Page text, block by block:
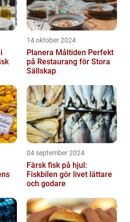
14 oktober 2024
Planera Måltiden Perfekt
på Restaurang för Stora
Sällskap
04 september 2024
Färsk fisk på hjul:
Fiskbilen gör livet lättare
och godare